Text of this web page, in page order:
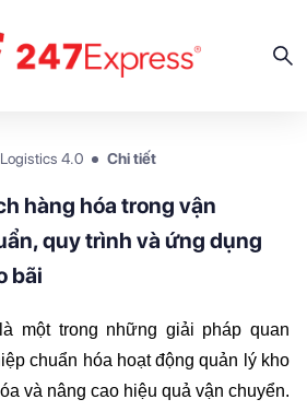
Logistics 4.0 Chi tiết
hàng hóa trong vận
quy trình và ứng dụng
bãi
là một trong những giải pháp quan
chuẩn hóa hoạt động quản lý kho
và nâng cao hiệu quả vận chuyển.